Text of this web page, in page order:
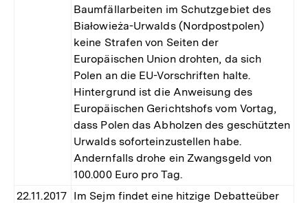
Baumfällarbeiten im Schutzgebiet des
Białowieża-Urwalds (Nordpostpolen)
keine Strafen von Seiten der
Europäischen Union drohten, da sich
Polen an die EU-Vorschriften halte.
Hintergrund ist die Anweisung des
Europäischen Gerichtshofs vom Vortag,
dass Polen das Abholzen des geschützten
Urwalds soforteinzustellen habe.
Andernfalls drohe ein Zwangsgeld von
100.000 Euro pro Tag.
22.11.2017 Im Sejm findet eine hitzige Debatteüber